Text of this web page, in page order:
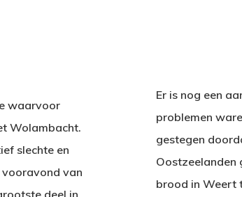
waarvoor
Wolambacht.
slechte en
van
deel in
Er is nog een
problemen
gestegen
Oostzeelanden
brood in Weert